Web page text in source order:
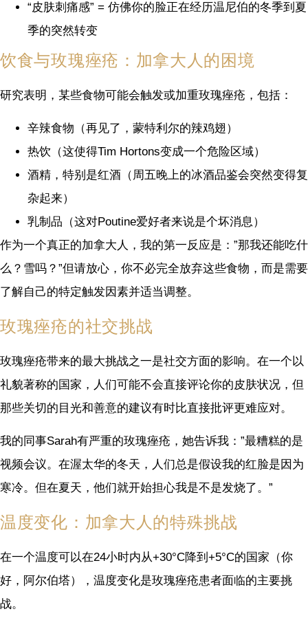
“皮肤刺痛感” = 仿佛你的脸正在经历温尼伯的冬季到夏
季的突然转变
饮食与玫瑰痤疮：加拿大人的困境
研究表明，某些食物可能会触发或加重玫瑰痤疮，包括：
辛辣食物（再见了，蒙特利尔的辣鸡翅）
热饮（这使得Tim Hortons变成一个危险区域）
酒精，特别是红酒（周五晚上的冰酒品鉴会突然变得复
杂起来）
乳制品（这对Poutine爱好者来说是个坏消息）
作为一个真正的加拿大人，我的第一反应是：”那我还能吃什
么？雪吗？”但请放心，你不必完全放弃这些食物，而是需要
了解自己的特定触发因素并适当调整。
玫瑰痤疮的社交挑战
玫瑰痤疮带来的最大挑战之一是社交方面的影响。在一个以
礼貌著称的国家，人们可能不会直接评论你的皮肤状况，但
那些关切的目光和善意的建议有时比直接批评更难应对。
我的同事Sarah有严重的玫瑰痤疮，她告诉我：”最糟糕的是
视频会议。在渥太华的冬天，人们总是假设我的红脸是因为
寒冷。但在夏天，他们就开始担心我是不是发烧了。”
温度变化：加拿大人的特殊挑战
在一个温度可以在24小时内从+30°C降到+5°C的国家（你
好，阿尔伯塔），温度变化是玫瑰痤疮患者面临的主要挑
战。